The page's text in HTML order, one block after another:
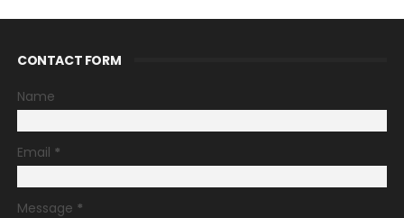
CONTACT FORM
Name
Email *
Message *